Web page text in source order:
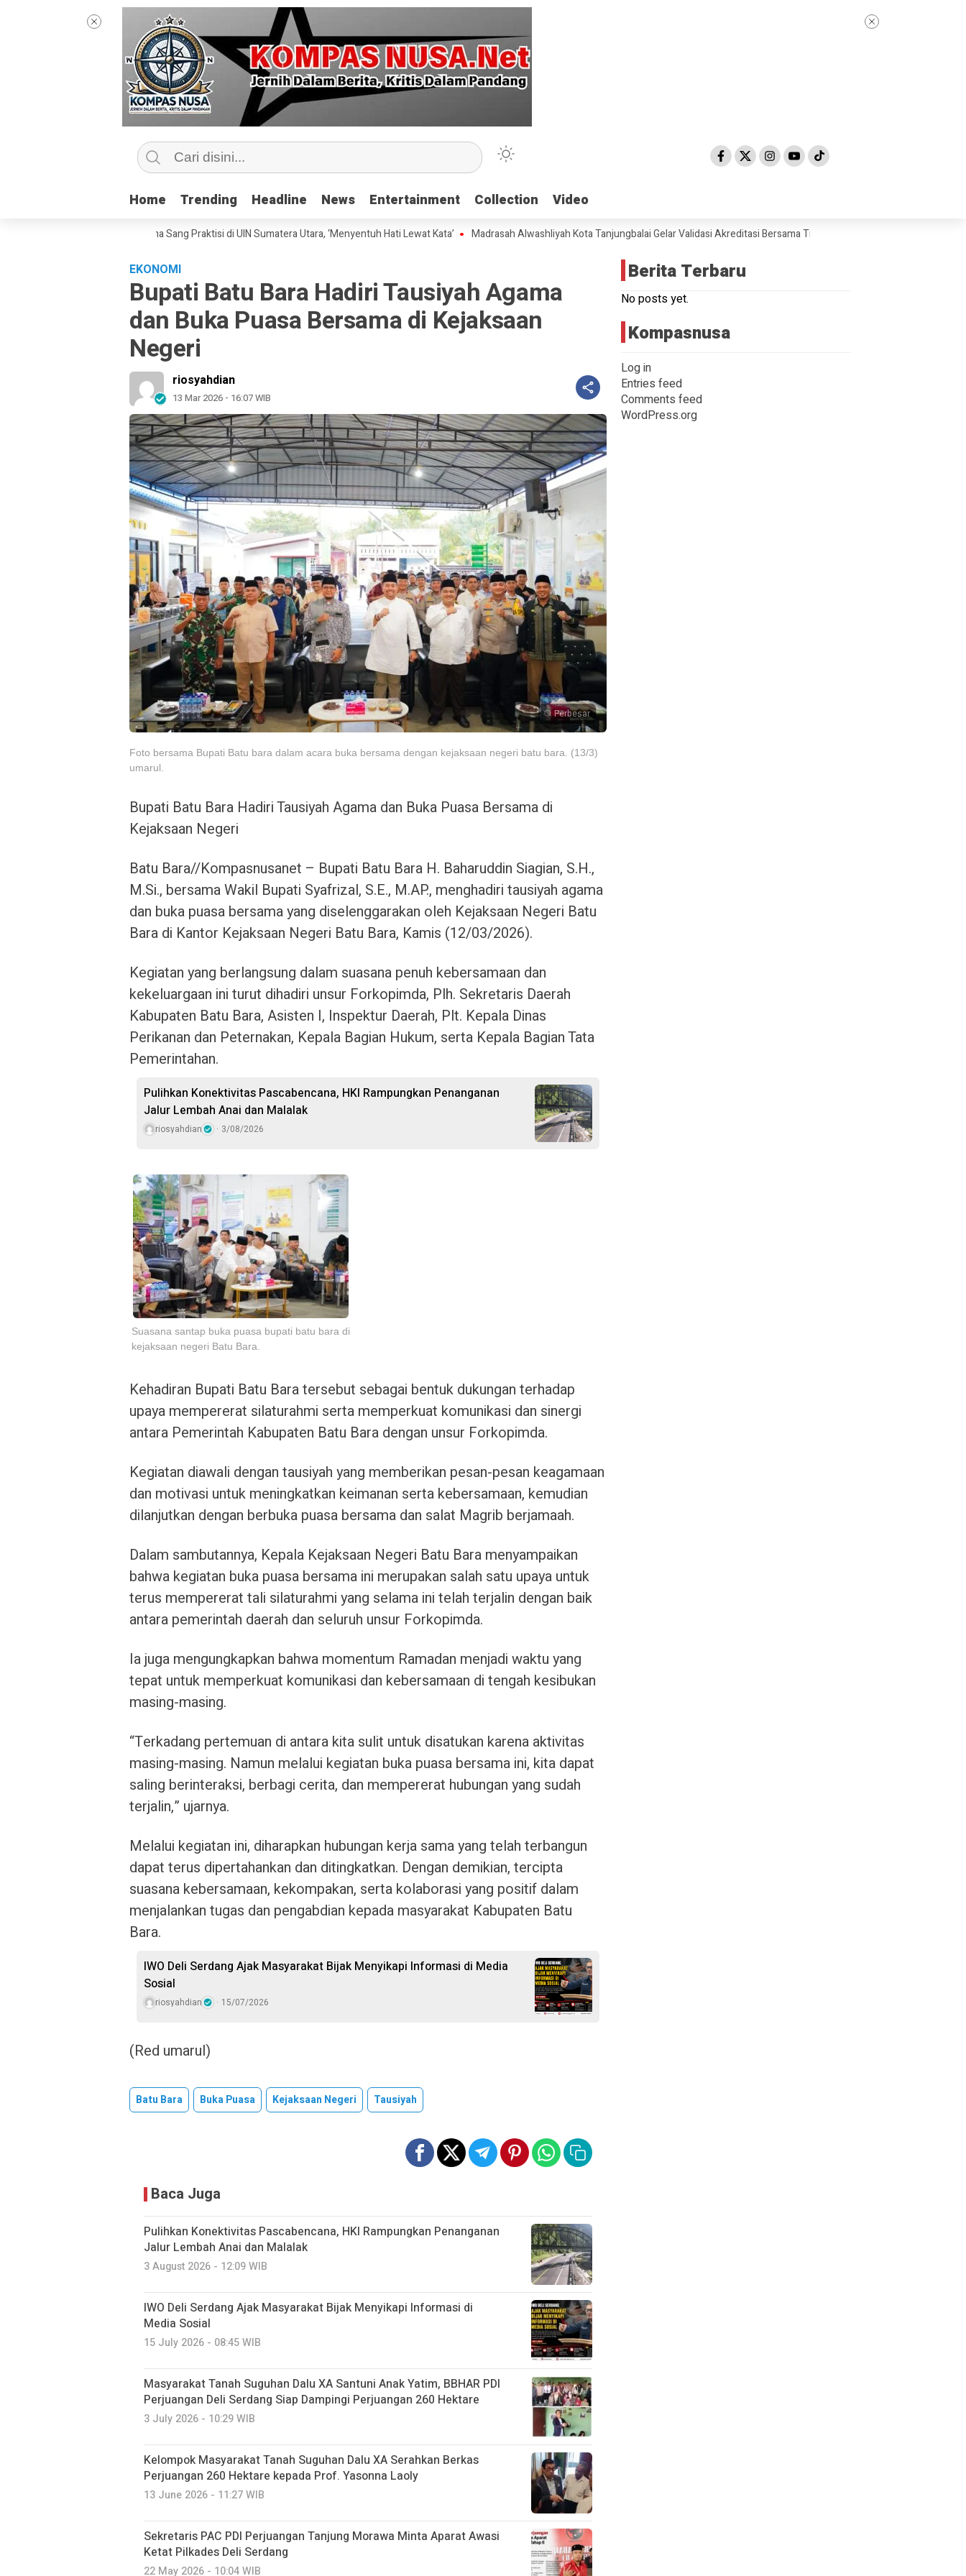
Home Trending Headline News Entertainment Collection Video
Home Trending Headline News Entertainment Collection Video
Kelas Jurnalisme Bersama Sang Praktisi di UIN Sumatera Utara, ‘Menyentuh Hati Lewat Kata’ Madrasah Alwashliyah Kota Tanjungbalai Gelar Validasi Akreditasi Bersama Tim Asesor BAN-PDM Tahun 2026
EKONOMI
Bupati Batu Bara Hadiri Tausiyah Agama
dan Buka Puasa Bersama di Kejaksaan
Negeri
riosyahdian
13 Mar 2026 - 16:07 WIB
Perbesar
Foto bersama Bupati Batu bara dalam acara buka bersama dengan kejaksaan negeri batu bara. (13/3)
umarul.
Bupati Batu Bara Hadiri Tausiyah Agama dan Buka Puasa Bersama di
Kejaksaan Negeri
Batu Bara//Kompasnusanet – Bupati Batu Bara H. Baharuddin Siagian, S.H.,
M.Si., bersama Wakil Bupati Syafrizal, S.E., M.AP., menghadiri tausiyah agama
dan buka puasa bersama yang diselenggarakan oleh Kejaksaan Negeri Batu
Bara di Kantor Kejaksaan Negeri Batu Bara, Kamis (12/03/2026).
Kegiatan yang berlangsung dalam suasana penuh kebersamaan dan
kekeluargaan ini turut dihadiri unsur Forkopimda, Plh. Sekretaris Daerah
Kabupaten Batu Bara, Asisten I, Inspektur Daerah, Plt. Kepala Dinas
Perikanan dan Peternakan, Kepala Bagian Hukum, serta Kepala Bagian Tata
Pemerintahan.
Pulihkan Konektivitas Pascabencana, HKI Rampungkan Penanganan
Jalur Lembah Anai dan Malalak
riosyahdian 3/08/2026
Suasana santap buka puasa bupati batu bara di
kejaksaan negeri Batu Bara.
Kehadiran Bupati Batu Bara tersebut sebagai bentuk dukungan terhadap
upaya mempererat silaturahmi serta memperkuat komunikasi dan sinergi
antara Pemerintah Kabupaten Batu Bara dengan unsur Forkopimda.
Kegiatan diawali dengan tausiyah yang memberikan pesan-pesan keagamaan
dan motivasi untuk meningkatkan keimanan serta kebersamaan, kemudian
dilanjutkan dengan berbuka puasa bersama dan salat Magrib berjamaah.
Dalam sambutannya, Kepala Kejaksaan Negeri Batu Bara menyampaikan
bahwa kegiatan buka puasa bersama ini merupakan salah satu upaya untuk
terus mempererat tali silaturahmi yang selama ini telah terjalin dengan baik
antara pemerintah daerah dan seluruh unsur Forkopimda.
Ia juga mengungkapkan bahwa momentum Ramadan menjadi waktu yang
tepat untuk memperkuat komunikasi dan kebersamaan di tengah kesibukan
masing-masing.
“Terkadang pertemuan di antara kita sulit untuk disatukan karena aktivitas
masing-masing. Namun melalui kegiatan buka puasa bersama ini, kita dapat
saling berinteraksi, berbagi cerita, dan mempererat hubungan yang sudah
terjalin,” ujarnya.
Melalui kegiatan ini, diharapkan hubungan kerja sama yang telah terbangun
dapat terus dipertahankan dan ditingkatkan. Dengan demikian, tercipta
suasana kebersamaan, kekompakan, serta kolaborasi yang positif dalam
menjalankan tugas dan pengabdian kepada masyarakat Kabupaten Batu
Bara.
IWO Deli Serdang Ajak Masyarakat Bijak Menyikapi Informasi di Media
Sosial
riosyahdian 15/07/2026
(Red umarul)
Batu Bara Buka Puasa Kejaksaan Negeri Tausiyah
Baca Juga
Pulihkan Konektivitas Pascabencana, HKI Rampungkan Penanganan
Jalur Lembah Anai dan Malalak
3 August 2026 - 12:09 WIB
IWO Deli Serdang Ajak Masyarakat Bijak Menyikapi Informasi di
Media Sosial
15 July 2026 - 08:45 WIB
Masyarakat Tanah Suguhan Dalu XA Santuni Anak Yatim, BBHAR PDI
Perjuangan Deli Serdang Siap Dampingi Perjuangan 260 Hektare
3 July 2026 - 10:29 WIB
Kelompok Masyarakat Tanah Suguhan Dalu XA Serahkan Berkas
Perjuangan 260 Hektare kepada Prof. Yasonna Laoly
13 June 2026 - 11:27 WIB
Sekretaris PAC PDI Perjuangan Tanjung Morawa Minta Aparat Awasi
Ketat Pilkades Deli Serdang
22 May 2026 - 10:04 WIB
Berita Terbaru
No posts yet.
Kompasnusa
Log in
Entries feed
Comments feed
WordPress.org